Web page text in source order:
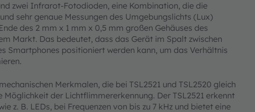
zwei Infrarot-Fotodioden, eine Kombination, die die
sehr genaue Messungen des Umgebungslichts (Lux)
des 2 mm x 1 mm x 0,5 mm großen Gehäuses des
Markt. Das bedeutet, dass das Gerät im Spalt zwischen
Smartphones positioniert werden kann, um das Verhältnis
Merkmalen, die bei TSL2521 und TSL2520 gleich
Möglichkeit der Lichtflimmererkennung. Der TSL2521 erkennt
z. B. LEDs, bei Frequenzen von bis zu 7 kHz und bietet eine